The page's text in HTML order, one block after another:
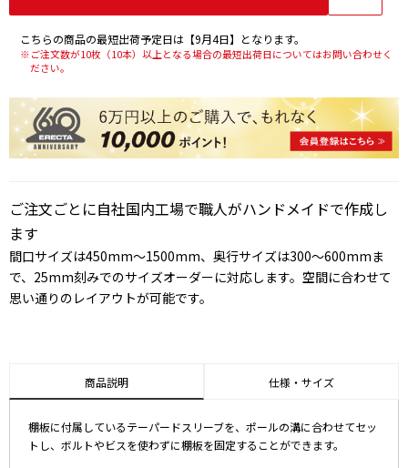
こちらの商品の最短出荷予定日は【9月4日】となります。
※ご注文数が10枚（10本）以上となる場合の最短出荷日についてはお問い合わせく
ださい。
ご注文ごとに自社国内工場で職人がハンドメイドで作成し
ます
間口サイズは450mm～1500mm、奥行サイズは300～600mmま
で、25mm刻みでのサイズオーダーに対応します。空間に合わせて
思い通りのレイアウトが可能です。
商品説明 仕様・サイズ
棚板に付属しているテーパードスリーブを、ポールの溝に合わせてセッ
トし、ボルトやビスを使わずに棚板を固定することができます。